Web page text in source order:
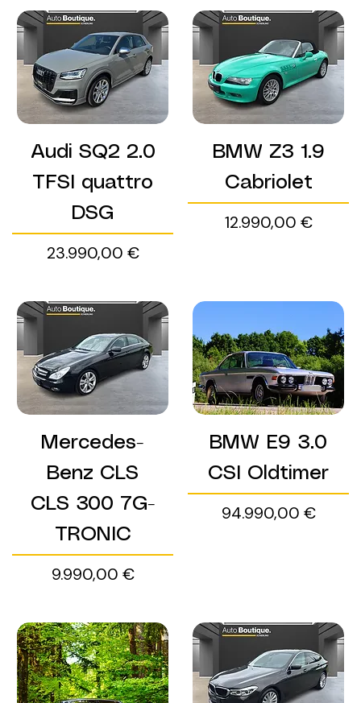
Audi SQ2 2.0
TFSI quattro
DSG
Preis
23.990,00 €
BMW Z3 1.9
Cabriolet
Preis
12.990,00 €
Mercedes-
Benz CLS
CLS 300 7G-
TRONIC
Preis
9.990,00 €
BMW E9 3.0
CSI Oldtimer
Preis
94.990,00 €